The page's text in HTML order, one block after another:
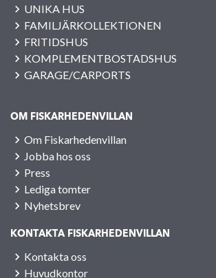
UNIKA HUS
FAMILJÄRKOLLEKTIONEN
FRITIDSHUS
KOMPLEMENTBOSTADSHUS
GARAGE/CARPORTS
OM FISKARHEDENVILLAN
Om Fiskarhedenvillan
Jobba hos oss
Press
Lediga tomter
Nyhetsbrev
KONTAKTA FISKARHEDENVILLAN
Kontakta oss
Huvudkontor